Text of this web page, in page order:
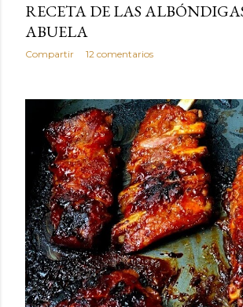
RECETA DE LAS
ABUELA
Compartir 12 comentarios